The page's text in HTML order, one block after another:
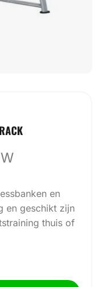
en
en geschikt zijn
thuis of